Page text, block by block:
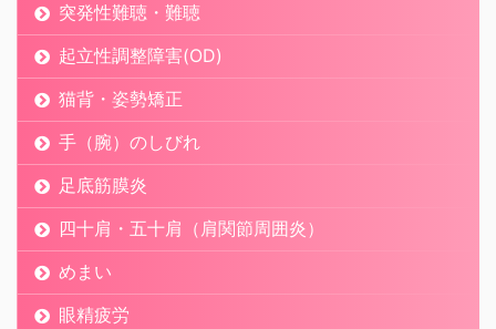
突発性難聴・難聴
起立性調整障害(OD)
猫背・姿勢矯正
手（腕）のしびれ
足底筋膜炎
四十肩・五十肩（肩関節周囲炎）
めまい
眼精疲労